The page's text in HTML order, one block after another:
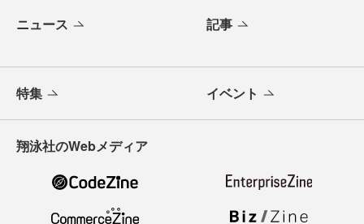
ニュース 記事
特集 イベント
翔泳社のWebメディア